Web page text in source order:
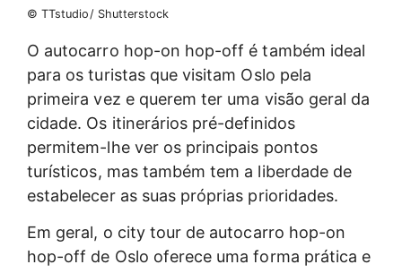
© TTstudio/ Shutterstock
O autocarro hop-on hop-off é também ideal
para os turistas que visitam Oslo pela
primeira vez e querem ter uma visão geral da
cidade. Os itinerários pré-definidos
permitem-lhe ver os principais pontos
turísticos, mas também tem a liberdade de
estabelecer as suas próprias prioridades.
Em geral, o city tour de autocarro hop-on
hop-off de Oslo oferece uma forma prática e